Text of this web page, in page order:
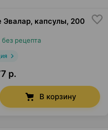
Эвалар, капсулы, 200
без рецепта
р.
В корзину